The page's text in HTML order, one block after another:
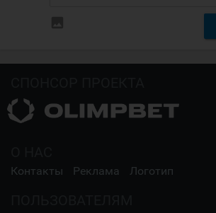
Контакты Реклама Логотип